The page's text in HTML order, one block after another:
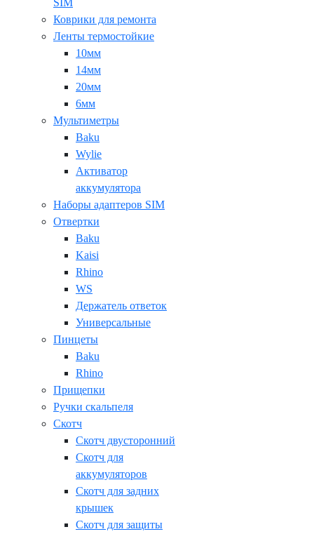
SIM
Коврики для ремонта
Ленты термостойкие
10мм
14мм
20мм
6мм
Мультиметры
Baku
Wylie
Активатор
аккумулятора
Наборы адаптеров SIM
Отвертки
Baku
Kaisi
Rhino
WS
Держатель ответок
Универсальные
Пинцеты
Baku
Rhino
Прищепки
Ручки скальпеля
Скотч
Скотч двусторонний
Скотч для
аккумуляторов
Скотч для задних
крышек
Скотч для защиты